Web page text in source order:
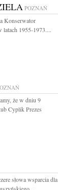
POZNAŃ
Konserwator
latach 1955-1973....
że w dniu 9
Cyplik Prezes
słowa wsparcia dla